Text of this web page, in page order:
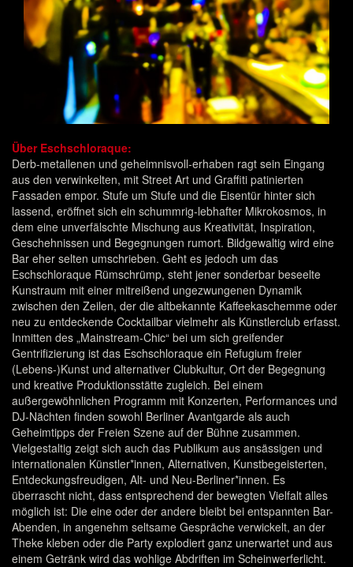
Über Eschschloraque:
Derb-metallenen und geheimnisvoll-erhaben ragt sein Eingang
aus den verwinkelten, mit Street Art und Graffiti patinierten
Fassaden empor. Stufe um Stufe und die Eisentür hinter sich
lassend, eröffnet sich ein schummrig-lebhafter Mikrokosmos, in
dem eine unverfälschte Mischung aus Kreativität, Inspiration,
Geschehnissen und Begegnungen rumort. Bildgewaltig wird eine
Bar eher selten umschrieben. Geht es jedoch um das
Eschschloraque Rümschrümp, steht jener sonderbar beseelte
Kunstraum mit einer mitreißend ungezwungenen Dynamik
zwischen den Zeilen, der die altbekannte Kaffeekaschemme oder
neu zu entdeckende Cocktailbar vielmehr als Künstlerclub erfasst.
Inmitten des „Mainstream-Chic“ bei um sich greifender
Gentrifizierung ist das Eschschloraque ein Refugium freier
(Lebens-)Kunst und alternativer Clubkultur, Ort der Begegnung
und kreative Produktionsstätte zugleich. Bei einem
außergewöhnlichen Programm mit Konzerten, Performances und
DJ-Nächten finden sowohl Berliner Avantgarde als auch
Geheimtipps der Freien Szene auf der Bühne zusammen.
Vielgestaltig zeigt sich auch das Publikum aus ansässigen und
internationalen Künstler*innen, Alternativen, Kunstbegeisterten,
Entdeckungsfreudigen, Alt- und Neu-Berliner*innen. Es
überrascht nicht, dass entsprechend der bewegten Vielfalt alles
möglich ist: Die eine oder der andere bleibt bei entspannten Bar-
Abenden, in angenehm seltsame Gespräche verwickelt, an der
Theke kleben oder die Party explodiert ganz unerwartet und aus
einem Getränk wird das wohlige Abdriften im Scheinwerferlicht.